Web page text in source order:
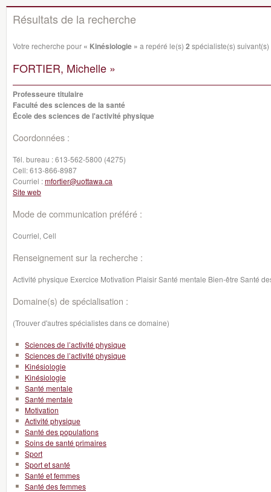
Résultats de la recherche
Votre recherche pour « Kinésiologie » a repéré le(s) 2 spécialiste(s) suivant(s)
FORTIER, Michelle »
Professeure titulaire
Faculté des sciences de la santé
École des sciences de l'activité physique
Coordonnées :
Tél. bureau :613-562-5800 (4275)
Cell:613-866-8987
Courriel :mfortier@uottawa.ca
Site web
Mode de communication préféré :
Courriel, Cell
Renseignement sur la recherche :
Activité physique Exercice Motivation Plaisir Santé mentale Bien-être Santé
Domaine(s) de spécialisation :
(Trouver d'autres spécialistes dans ce domaine)
Sciences de l’activité physique
Sciences de l’activité physique
Kinésiologie
Kinésiologie
Santé mentale
Santé mentale
Motivation
Activité physique
Santé des populations
Soins de santé primaires
Sport
Sport et santé
Santé et femmes
Santé des femmes